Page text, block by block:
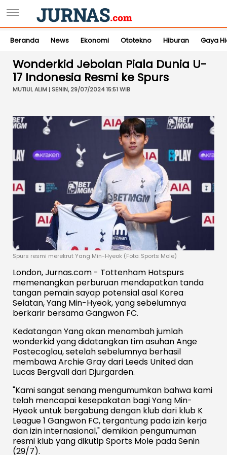
Beranda News Ekonomi Ototekno Hiburan Gaya
Wonderkid Jebolan Piala Dunia U-
17 Indonesia Resmi ke Spurs
MUTIUL ALIM | SENIN, 29/07/2024 15:51 WIB
Spurs resmi merekrut Yang Min-Hyeok (Foto: Sports Mole)
London, Jurnas.com - Tottenham Hotspurs
memenangkan perburuan mendapatkan tanda
tangan pemain sayap potensial asal Korea
Selatan, Yang Min-Hyeok, yang sebelumnya
berkarir bersama Gangwon FC.
Kedatangan Yang akan menambah jumlah
wonderkid yang didatangkan tim asuhan Ange
Postecoglou, setelah sebelumnya berhasil
membawa Archie Gray dari Leeds United dan
Lucas Bergvall dari Djurgarden.
"Kami sangat senang mengumumkan bahwa kami
telah mencapai kesepakatan bagi Yang Min-
Hyeok untuk bergabung dengan klub dari klub K
League 1 Gangwon FC, tergantung pada izin kerja
dan izin internasional," demikian pengumuman
resmi klub yang dikutip Sports Mole pada Senin
(29/7).